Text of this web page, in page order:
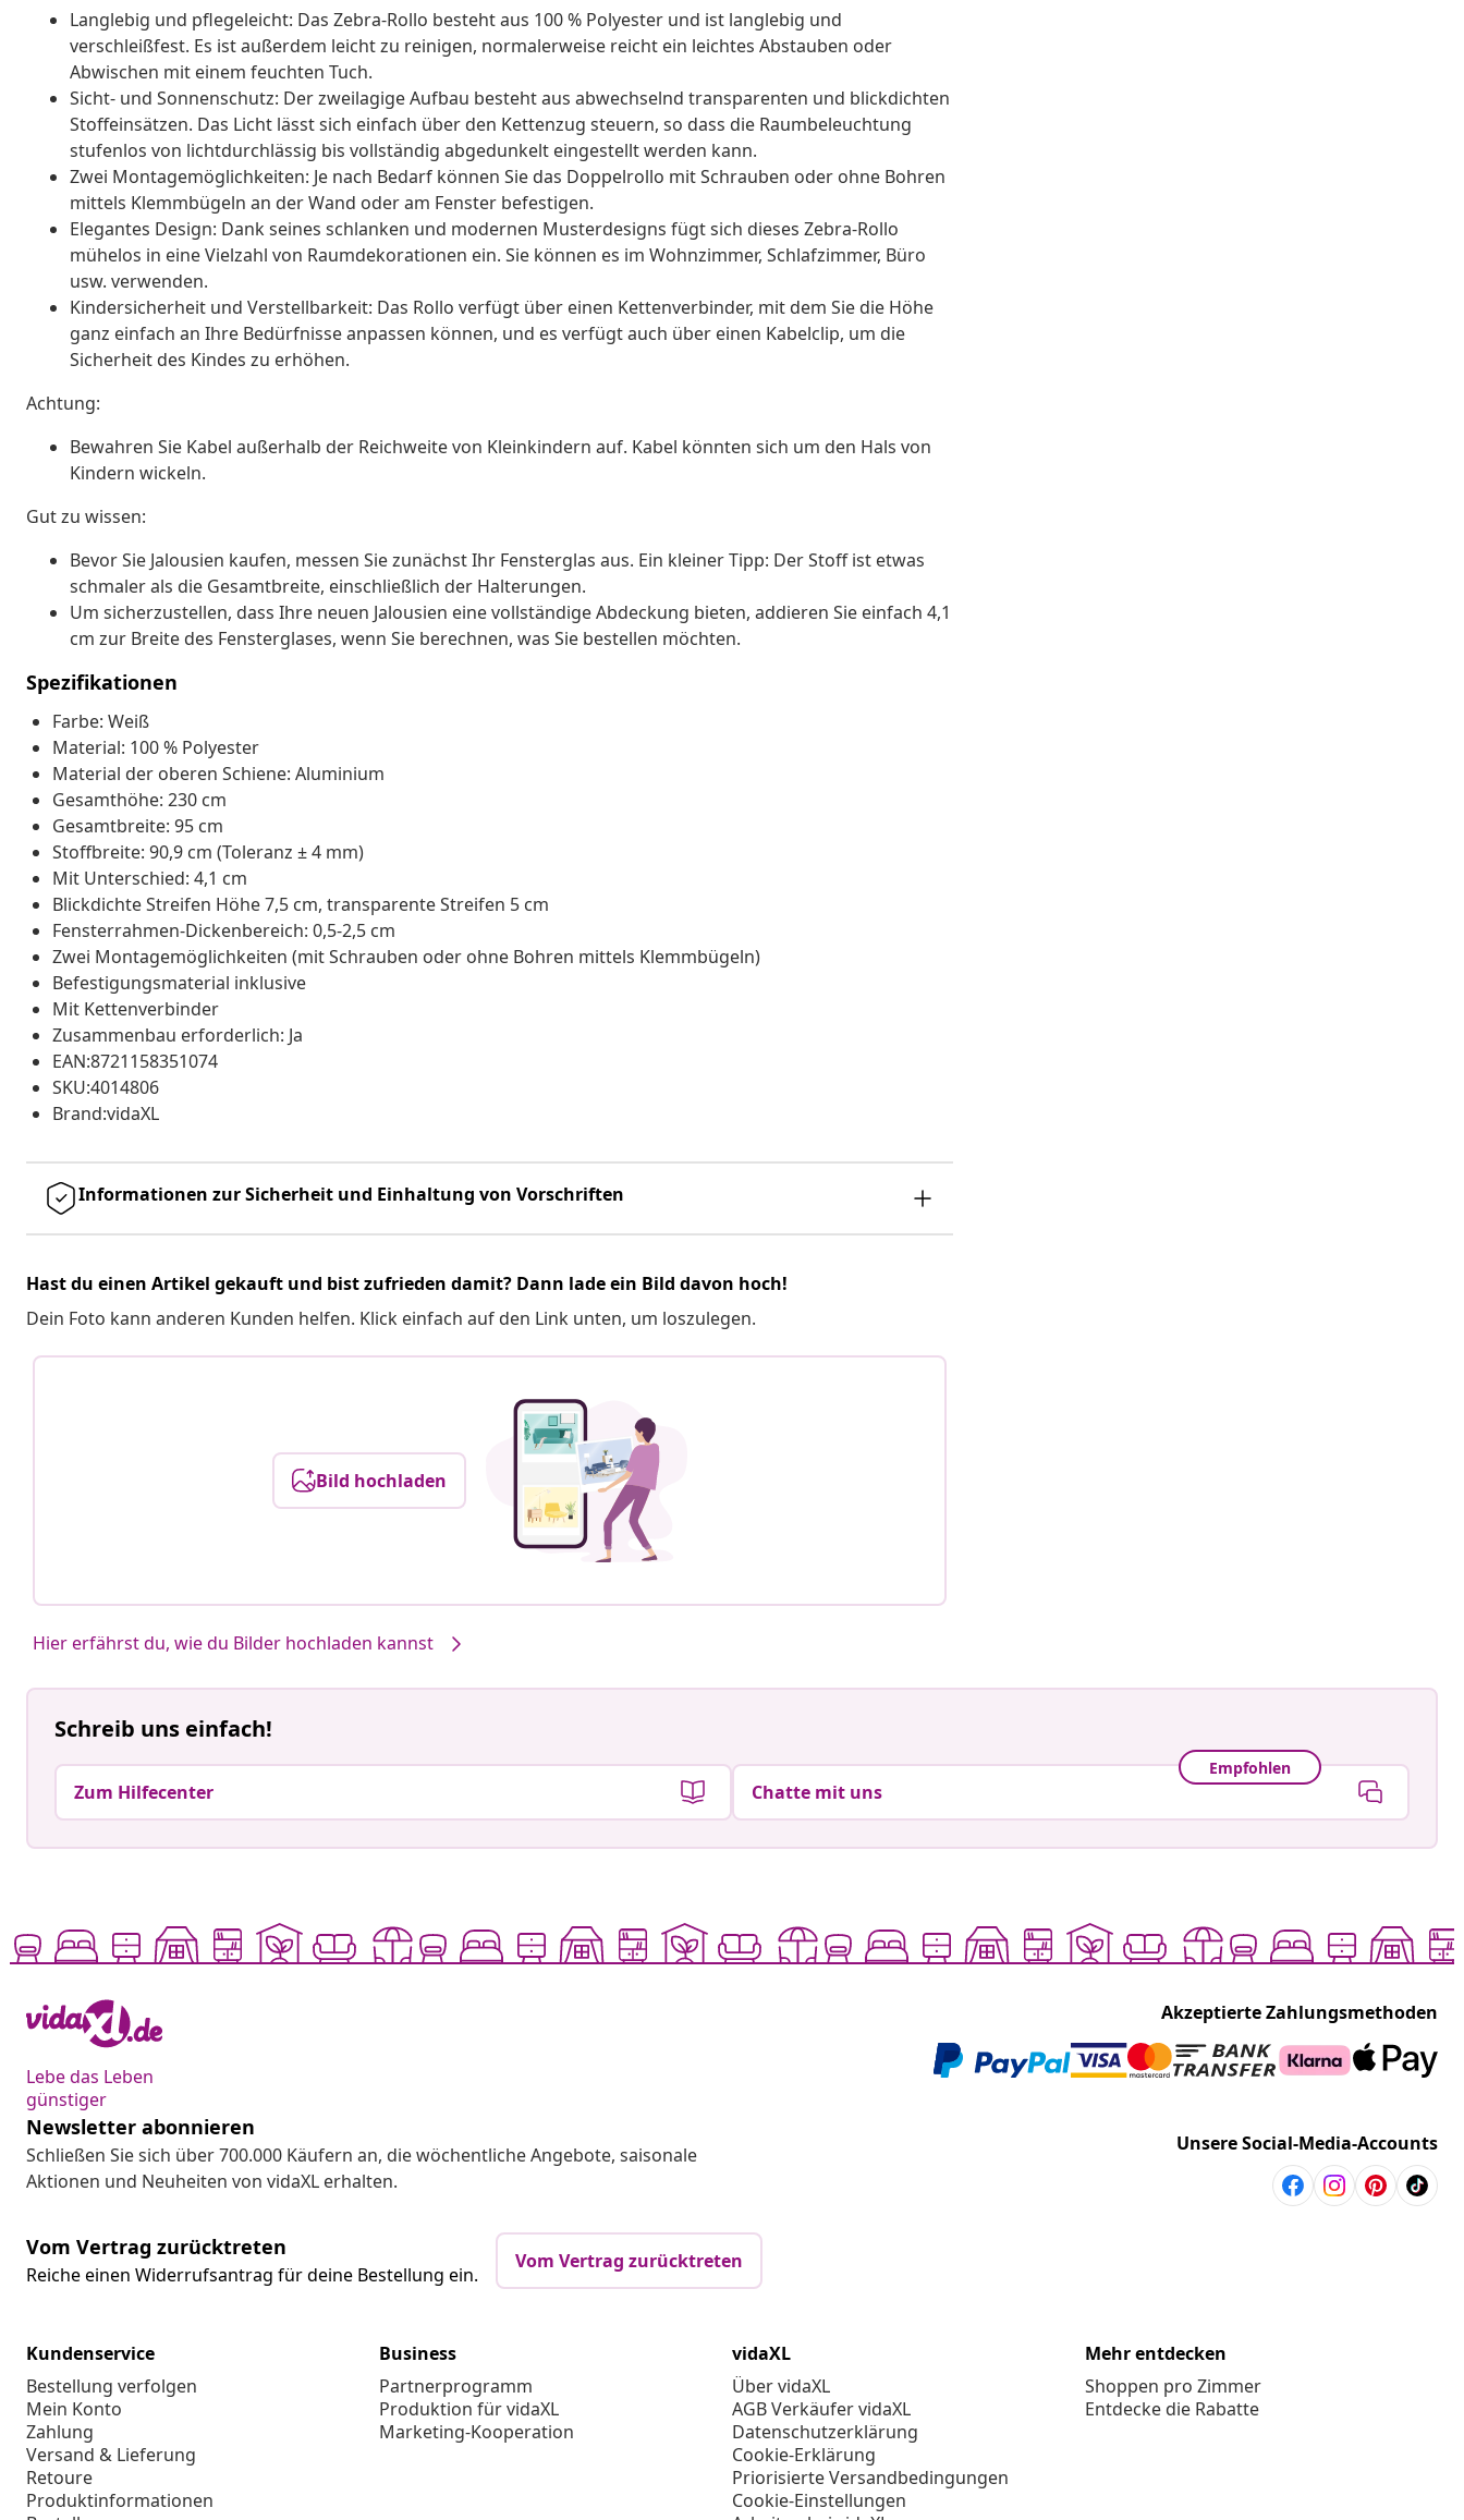
Langlebig und pflegeleicht: Das Zebra-Rollo besteht aus 100 % Polyester und ist langlebig und
verschleißfest. Es ist außerdem leicht zu reinigen, normalerweise reicht ein leichtes Abstauben oder
Abwischen mit einem feuchten Tuch.
Sicht- und Sonnenschutz: Der zweilagige Aufbau besteht aus abwechselnd transparenten und blickdichten
Stoffeinsätzen. Das Licht lässt sich einfach über den Kettenzug steuern, so dass die Raumbeleuchtung
stufenlos von lichtdurchlässig bis vollständig abgedunkelt eingestellt werden kann.
Zwei Montagemöglichkeiten: Je nach Bedarf können Sie das Doppelrollo mit Schrauben oder ohne Bohren
mittels Klemmbügeln an der Wand oder am Fenster befestigen.
Elegantes Design: Dank seines schlanken und modernen Musterdesigns fügt sich dieses Zebra-Rollo
mühelos in eine Vielzahl von Raumdekorationen ein. Sie können es im Wohnzimmer, Schlafzimmer, Büro
usw. verwenden.
Kindersicherheit und Verstellbarkeit: Das Rollo verfügt über einen Kettenverbinder, mit dem Sie die Höhe
ganz einfach an Ihre Bedürfnisse anpassen können, und es verfügt auch über einen Kabelclip, um die
Sicherheit des Kindes zu erhöhen.
Achtung:
Bewahren Sie Kabel außerhalb der Reichweite von Kleinkindern auf. Kabel könnten sich um den Hals von
Kindern wickeln.
Gut zu wissen:
Bevor Sie Jalousien kaufen, messen Sie zunächst Ihr Fensterglas aus. Ein kleiner Tipp: Der Stoff ist etwas
schmaler als die Gesamtbreite, einschließlich der Halterungen.
Um sicherzustellen, dass Ihre neuen Jalousien eine vollständige Abdeckung bieten, addieren Sie einfach 4,1
cm zur Breite des Fensterglases, wenn Sie berechnen, was Sie bestellen möchten.
Spezifikationen
Farbe: Weiß
Material: 100 % Polyester
Material der oberen Schiene: Aluminium
Gesamthöhe: 230 cm
Gesamtbreite: 95 cm
Stoffbreite: 90,9 cm (Toleranz ± 4 mm)
Mit Unterschied: 4,1 cm
Blickdichte Streifen Höhe 7,5 cm, transparente Streifen 5 cm
Fensterrahmen-Dickenbereich: 0,5-2,5 cm
Zwei Montagemöglichkeiten (mit Schrauben oder ohne Bohren mittels Klemmbügeln)
Befestigungsmaterial inklusive
Mit Kettenverbinder
Zusammenbau erforderlich: Ja
EAN:8721158351074
SKU:4014806
Brand:vidaXL
Informationen zur Sicherheit und Einhaltung von Vorschriften
Hast du einen Artikel gekauft und bist zufrieden damit? Dann lade ein Bild davon hoch!
Dein Foto kann anderen Kunden helfen. Klick einfach auf den Link unten, um loszulegen.
Bild hochladen
Hier erfährst du, wie du Bilder hochladen kannst
Schreib uns einfach!
Zum Hilfecenter
Empfohlen
Chatte mit uns
Lebe das Leben
günstiger
Akzeptierte Zahlungsmethoden
Newsletter abonnieren
Schließen Sie sich über 700.000 Käufern an, die wöchentliche Angebote, saisonale
Aktionen und Neuheiten von vidaXL erhalten.
Unsere Social-Media-Accounts
Vom Vertrag zurücktreten
Reiche einen Widerrufsantrag für deine Bestellung ein.
Vom Vertrag zurücktreten
Kundenservice
Bestellung verfolgen
Mein Konto
Zahlung
Versand & Lieferung
Retoure
Produktinformationen
Business
Partnerprogramm
Produktion für vidaXL
Marketing-Kooperation
vidaXL
Über vidaXL
AGB Verkäufer vidaXL
Datenschutzerklärung
Cookie-Erklärung
Priorisierte Versandbedingungen
Cookie-Einstellungen
Mehr entdecken
Shoppen pro Zimmer
Entdecke die Rabatte